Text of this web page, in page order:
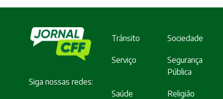
Siga nossas redes:
Trânsito Sociedade
Serviço
Segurança
Pública
Saúde Religião